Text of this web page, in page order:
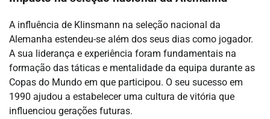
A influência de Klinsmann na seleção nacional da
Alemanha estendeu-se além dos seus dias como jogador.
A sua liderança e experiência foram fundamentais na
formação das táticas e mentalidade da equipa durante as
Copas do Mundo em que participou. O seu sucesso em
1990 ajudou a estabelecer uma cultura de vitória que
influenciou gerações futuras.